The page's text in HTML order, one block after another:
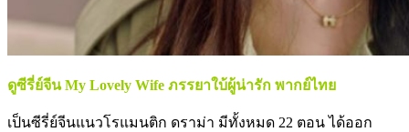
ดูซีรี่ย์จีน My Lovely Wife ภรรยาใบ้ผู้น่ารัก พากย์ไทย
เป็นซีรี่ย์จีนแนวโรแมนติก ดราม่า มีทั้งหมด 22 ตอน ได้ออก